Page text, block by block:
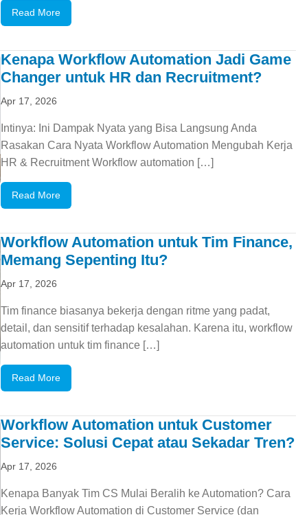
Read More
Kenapa Workflow Automation Jadi Game
Changer untuk HR dan Recruitment?
Apr 17, 2026
Intinya: Ini Dampak Nyata yang Bisa Langsung Anda
Rasakan Cara Nyata Workflow Automation Mengubah Kerja
HR & Recruitment Workflow automation […]
Read More
Workflow Automation untuk Tim Finance,
Memang Sepenting Itu?
Apr 17, 2026
Tim finance biasanya bekerja dengan ritme yang padat,
detail, dan sensitif terhadap kesalahan. Karena itu, workflow
automation untuk tim finance […]
Read More
Workflow Automation untuk Customer
Service: Solusi Cepat atau Sekadar Tren?
Apr 17, 2026
Kenapa Banyak Tim CS Mulai Beralih ke Automation? Cara
Kerja Workflow Automation di Customer Service (dan